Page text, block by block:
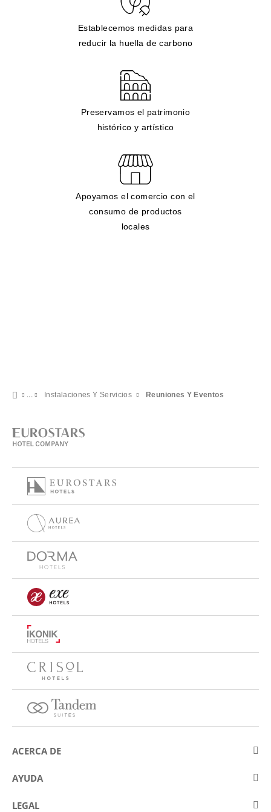
Establecemos medidas para
reducir la huella de carbono
Preservamos el patrimonio
histórico y artístico
Apoyamos el comercio con el
consumo de productos
locales
Instalaciones Y Servicios Reuniones Y Eventos
ACERCA DE
Sobre Eurostars Hotel Company
AYUDA
Contactar
LEGAL